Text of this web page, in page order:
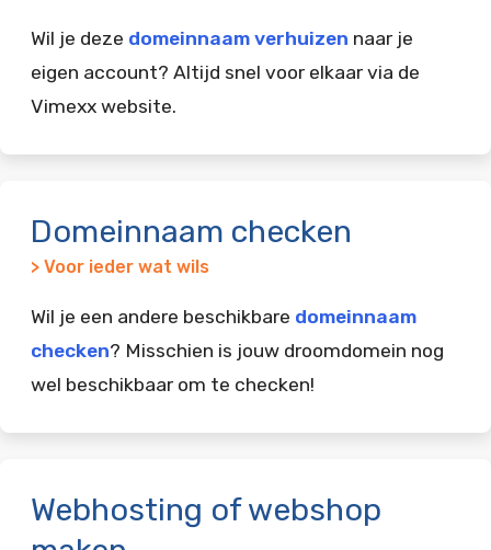
Wil je deze domeinnaam verhuizen naar je
eigen account? Altijd snel voor elkaar via de
Vimexx website.
Domeinnaam checken
> Voor ieder wat wils
Wil je een andere beschikbare domeinnaam
checken? Misschien is jouw droomdomein nog
wel beschikbaar om te checken!
Webhosting of webshop